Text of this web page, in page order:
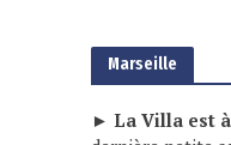
Marseille
► La Villa est